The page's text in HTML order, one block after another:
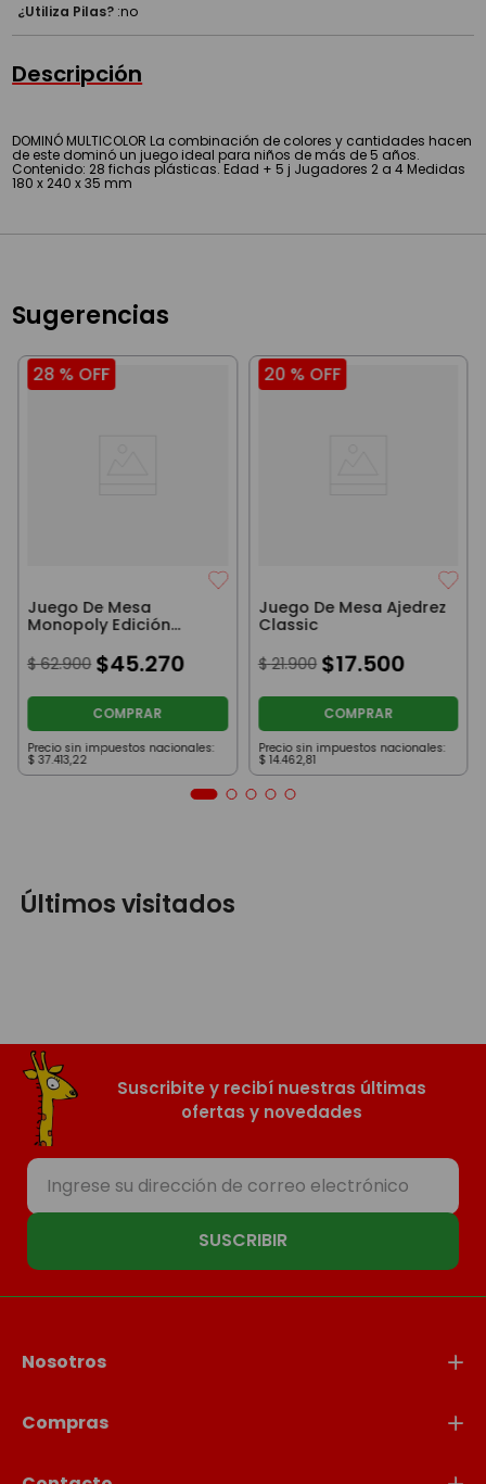
¿Utiliza Pilas? :no
Descripción
DOMINÓ MULTICOLOR La combinación de colores y cantidades hacen
de este dominó un juego ideal para niños de más de 5 años.
Contenido: 28 fichas plásticas. Edad + 5 j Jugadores 2 a 4 Medidas
180 x 240 x 35 mm
Sugerencias
28 % OFF
Juego De Mesa
Monopoly Edición
Popular Hasbro
$ 62.900 $45.270
COMPRAR
Precio sin impuestos nacionales:
$ 37.413,22
20 % OFF
Juego De Mesa Ajedrez
Classic
$ 21.900 $17.500
COMPRAR
Precio sin impuestos nacionales:
$ 14.462,81
Últimos visitados
Suscribite y recibí nuestras últimas
ofertas y novedades
SUSCRIBIR
Nosotros
Compras